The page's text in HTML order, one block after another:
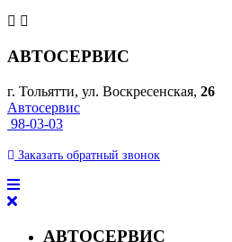
АВТОСЕРВИС
г. Тольятти, ул. Воскресенская, 26
Автосервис
98-03-03
Заказать обратный звонок
АВТОСЕРВИС